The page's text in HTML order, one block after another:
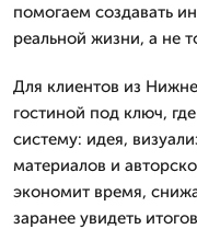
помогаем создавать
реальной жизни, а не
Для клиентов из
гостиной под ключ,
систему: идея,
материалов и
экономит время,
заранее увидеть